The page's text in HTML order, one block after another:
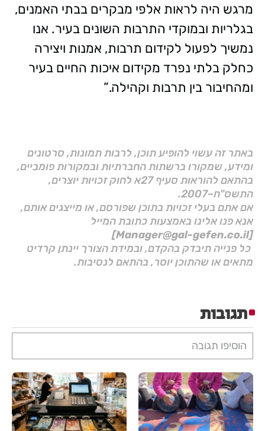
מרגש היה לראות אלפי מבקרים בבתי האמנים,
בגלריות ובמוקדי התרבות השונים בעיר. אנו
נמשיך לפעול לקידום תרבות, אמנות ויצירה
כחלק בלתי נפרד מקידום איכות החיים בעיר
ומהחיבור בין תרבות וקהילה.”
באתר זה עשוי להופיע תוכן, לרבות תמונות, סרטונים
ומידע, שמקורו ברשתות החברתיות ובמקורות פומביים,
בהתאם להוראות סעיף 27א לחוק זכויות יוצרים,
התשס"ח–2007.
אם אתם בעלי זכויות בתוכן שפורסם, או מייצגים אותם,
אנא פנו אלינו באמצעות כתובת המייל
[Manager@gal-gefen.co.il]
כל פנייה תיבדק בהקדם, ובמידת הצורך יינתן קרדיט
מתאים או שהתוכן יוסר, בהתאם לנסיבות.
תגובות
הוסיפו תגובה